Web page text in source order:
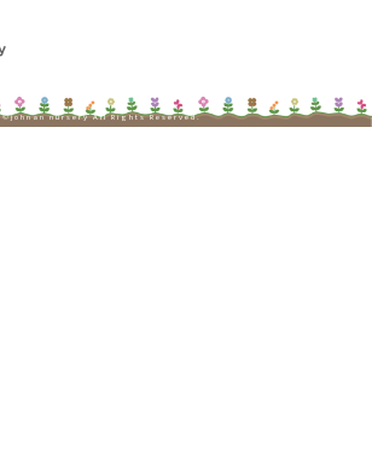
©johnan nursery All Rights Reserved.